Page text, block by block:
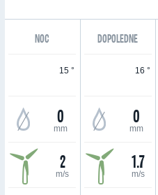
NOC DOPOLEDNE
15 °
0
mm
2
m/s
16 °
0
mm
1.7
m/s